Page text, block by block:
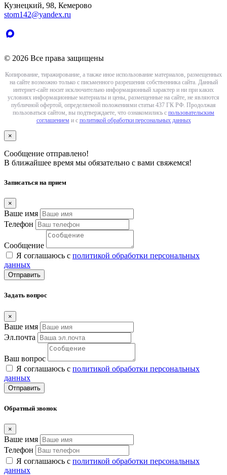
Кузнецкий, 98, Кемерово
stom142@yandex.ru
© 2026 Все права защищены
Копирование, тиражирование, а также иное использование материалов, размещенных
на сайте возможно только с письменного разрешения собственника сайта. Данный
интернет-сайт носит исключительно информационный характер и ни при каких
условиях информационные материалы и цены, размещенные на сайте, не являются
публичной офертой, определяемой положениями статьи 437 ГК РФ. Продолжая
пользоваться сайтом, вы подтверждаете, что ознакомились с пользовательским
соглашением и с политикой обработки персональных данных
×
Сообщение отправлено!
В ближайшее время мы обязательно с вами свяжемся!
Записаться на прием
×
Ваше имя
Телефон
Сообщение
Я соглашаюсь с политикой обработки персональных
данных
Отправить
Задать вопрос
×
Ваше имя
Эл.почта
Ваш вопрос
Я соглашаюсь с политикой обработки персональных
данных
Отправить
Обратный звонок
×
Ваше имя
Телефон
Я соглашаюсь с политикой обработки персональных
данных